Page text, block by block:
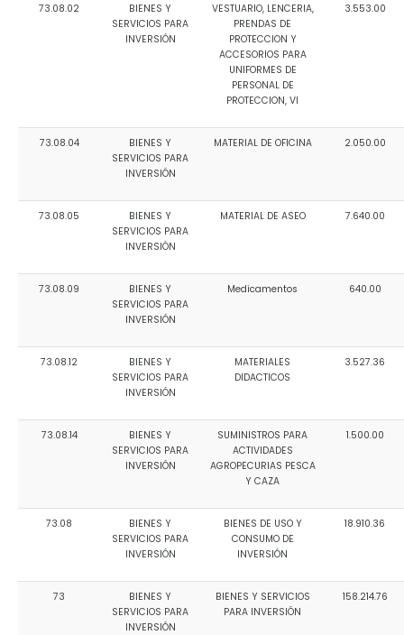
73.08.02
BIENES Y
SERVICIOS PARA
INVERSIÓN
VESTUARIO, LENCERIA,
PRENDAS DE
PROTECCION Y
ACCESORIOS PARA
UNIFORMES DE
PERSONAL DE
PROTECCION, VI
3.553.00
73.08.04
BIENES Y
SERVICIOS PARA
INVERSIÓN
MATERIAL DE OFICINA 2.050.00
73.08.05
BIENES Y
SERVICIOS PARA
INVERSIÓN
MATERIAL DE ASEO 7.640.00
73.08.09
BIENES Y
SERVICIOS PARA
INVERSIÓN
Medicamentos 640.00
73.08.12
BIENES Y
SERVICIOS PARA
INVERSIÓN
MATERIALES
DIDACTICOS
3.527.36
73.08.14
BIENES Y
SERVICIOS PARA
INVERSIÓN
SUMINISTROS PARA
ACTIVIDADES
AGROPECURIAS PESCA
Y CAZA
1.500.00
73.08
BIENES Y
SERVICIOS PARA
INVERSIÓN
BIENES DE USO Y
CONSUMO DE
INVERSIÓN
18.910.36
73
BIENES Y
SERVICIOS PARA
INVERSIÓN
BIENES Y SERVICIOS
PARA INVERSIÓN
158.214.76